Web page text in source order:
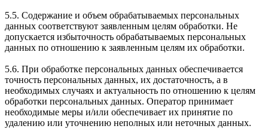
5.5. Содержание и объем обрабатываемых персональных
данных соответствуют заявленным целям обработки. Не
допускается избыточность обрабатываемых персональных
данных по отношению к заявленным целям их обработки.
5.6. При обработке персональных данных обеспечивается
точность персональных данных, их достаточность, а в
необходимых случаях и актуальность по отношению к целям
обработки персональных данных. Оператор принимает
необходимые меры и/или обеспечивает их принятие по
удалению или уточнению неполных или неточных данных.